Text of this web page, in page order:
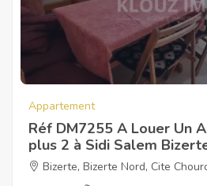
Appartement
Réf DM7255 A Louer Un
plus 2 à Sidi Salem
Bizerte, Bizerte Nord, Cite